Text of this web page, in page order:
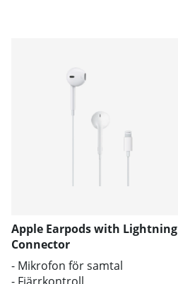
Apple Earpods with Lightning
Connector
- Mikrofon för samtal